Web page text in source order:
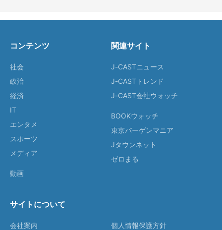
コンテンツ
社会
政治
経済
IT
エンタメ
スポーツ
メディア
動画
関連サイト
J-CASTニュース
J-CASTトレンド
J-CAST会社ウォッチ
BOOKウォッチ
東京バーゲンマニア
Jタウンネット
ゼロまる
サイトについて
会社案内
個人情報保護方針